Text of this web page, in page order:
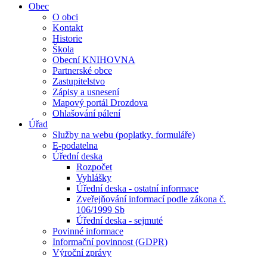
Obec
O obci
Kontakt
Historie
Škola
Obecní KNIHOVNA
Partnerské obce
Zastupitelstvo
Zápisy a usnesení
Mapový portál Drozdova
Ohlašování pálení
Úřad
Služby na webu (poplatky, formuláře)
E-podatelna
Úřední deska
Rozpočet
Vyhlášky
Úřední deska - ostatní informace
Zveřejňování informací podle zákona č.
106/1999 Sb
Úřední deska - sejmuté
Povinné informace
Informační povinnost (GDPR)
Výroční zprávy